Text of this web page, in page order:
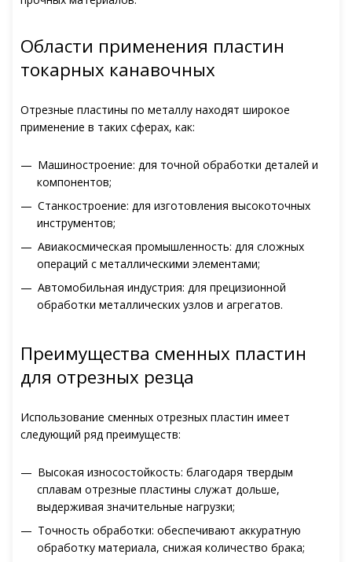
Области применения пластин
токарных канавочных
Отрезные пластины по металлу находят широкое
применение в таких сферах, как:
Машиностроение: для точной обработки деталей и
компонентов;
Станкостроение: для изготовления высокоточных
инструментов;
Авиакосмическая промышленность: для сложных
операций с металлическими элементами;
Автомобильная индустрия: для прецизионной
обработки металлических узлов и агрегатов.
Преимущества сменных пластин
для отрезных резца
Использование сменных отрезных пластин имеет
следующий ряд преимуществ:
Высокая износостойкость: благодаря твердым
сплавам отрезные пластины служат дольше,
выдерживая значительные нагрузки;
Точность обработки: обеспечивают аккуратную
обработку материала, снижая количество брака;